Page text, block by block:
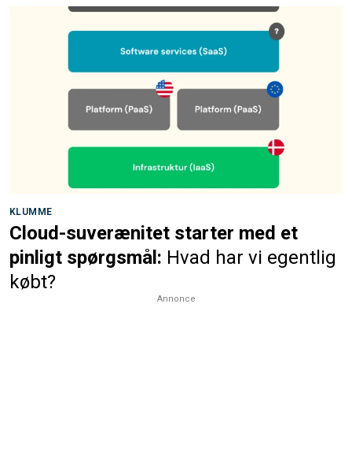
KLUMME
Cloud-suverænitet starter med et
pinligt spørgsmål: Hvad har vi egentlig
købt?
Annonce